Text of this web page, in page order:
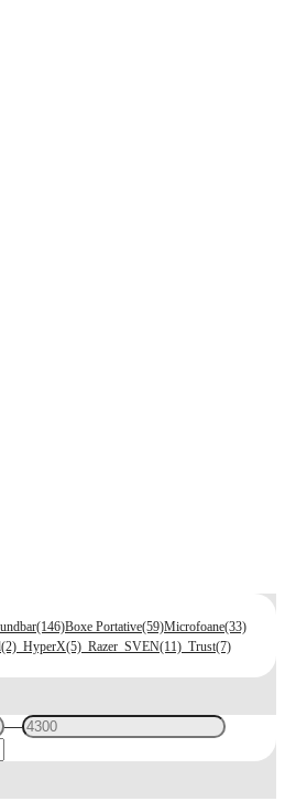
(146)Boxe Portative(59)Microfoane(33)
(2) HyperX(5) Razer SVEN(11) Trust(7)
—